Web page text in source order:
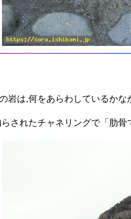
岩は,何をあらわしているか
されたチャネリングで「肋